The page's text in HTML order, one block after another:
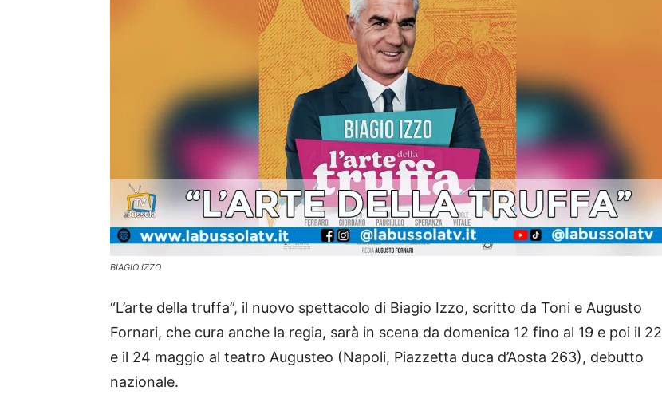
BIAGIO IZZO
“L’arte della truffa”, il nuovo spettacolo di Biagio Izzo, scritto da Toni e Augusto
Fornari, che cura anche la regia, sarà in scena da domenica 12 fino al 19 e poi il 22
e il 24 maggio al teatro Augusteo (Napoli, Piazzetta duca d’Aosta 263), debutto
nazionale.